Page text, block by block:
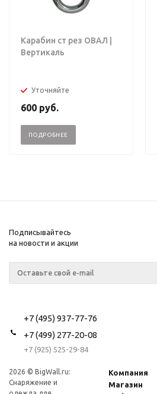
Карабин ст рез ОВАЛ |
Вертикаль
Уточняйте
600 руб.
ПОДРОБНЕЕ
Подписывайтесь
на новости и акции
+7 (495) 937-77-76
+7 (499) 277-20-08
+7 (925) 525-29-84
2026 © BigWall.ru:
Снаряжение и
Компания
Магазин